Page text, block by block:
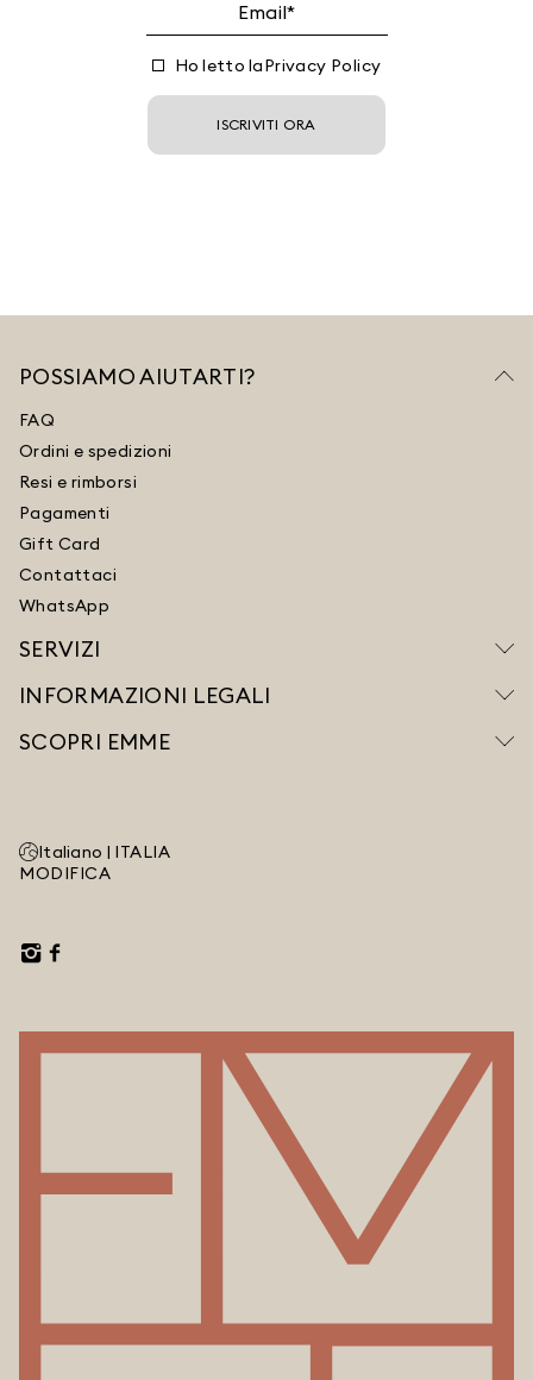
Ho letto laPrivacy Policy
ISCRIVITI ORA
POSSIAMO AIUTARTI?
FAQ
Ordini e spedizioni
Resi e rimborsi
Pagamenti
Gift Card
Contattaci
WhatsApp
SERVIZI
INFORMAZIONI LEGALI
SCOPRI EMME
Italiano | ITALIA
MODIFICA